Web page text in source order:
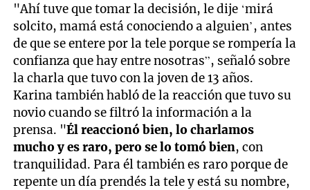
"Ahí tuve que tomar la decisión, le dije ‘mirá
solcito, mamá está conociendo a alguien’, antes
de que se entere por la tele porque se rompería la
confianza que hay entre nosotras”, señaló sobre
la charla que tuvo con la joven de 13 años.
Karina también habló de la reacción que tuvo su
novio cuando se filtró la información a la
prensa. "Él reaccionó bien, lo charlamos
mucho y es raro, pero se lo tomó bien, con
tranquilidad. Para él también es raro porque de
repente un día prendés la tele y está su nombre,